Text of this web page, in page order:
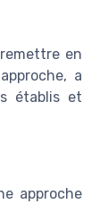
en
a
établis et
approche